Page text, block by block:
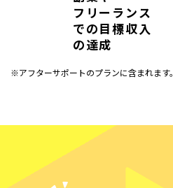
フリーランス
での目標収入
の達成
※アフターサポートのプランに含まれます。